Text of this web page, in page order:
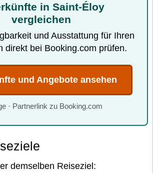
in Saint-Éloy
vergleichen
und Ausstattung für Ihren
direkt bei Booking.com prüfen.
und Angebote ansehen
· Partnerlink zu Booking.com
demselben Reiseziel: